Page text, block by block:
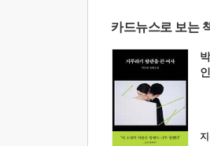
카드뉴스로 보는